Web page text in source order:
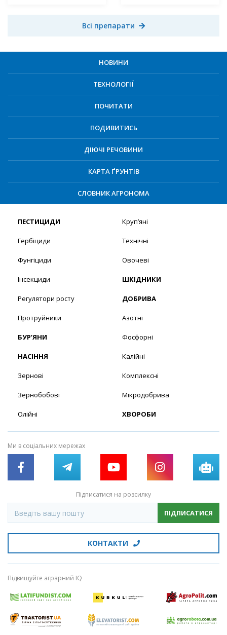
Всі препарати
НОВИНИ
ТЕХНОЛОГІЇ
ПОЧИТАТИ
ПОДИВИТИСЬ
ДІЮЧІ РЕЧОВИНИ
КАРТА ҐРУНТІВ
СЛОВНИК АГРОНОМА
ПЕСТИЦИДИ
Гербіциди
Фунгіциди
Інсекциди
Регулятори росту
Протруйники
БУР’ЯНИ
НАСІННЯ
Зернові
Зернобобові
Олійні
Круп’яні
Технічні
Овочеві
ШКІДНИКИ
ДОБРИВА
Азотні
Фосфорні
Калійні
Комплексні
Мікродобрива
ХВОРОБИ
Ми в соціальних мережах
Підписатися на розсилку
ПІДПИСАТИСЯ
КОНТАКТИ
Підвищуйте аграрний IQ